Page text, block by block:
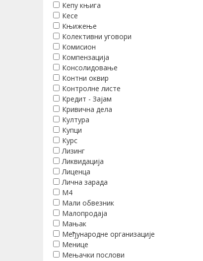
Кепу књига
Кесе
Књижење
Колективни уговори
Комисион
Компензација
Консолидовање
Контни оквир
Контролне листе
Кредит - Зајам
Кривична дела
Култура
Купци
Курс
Лизинг
Ликвидација
Лиценца
Лична зарада
М4
Мали обвезник
Малопродаја
Мањак
Међународне организације
Менице
Мењачки послови